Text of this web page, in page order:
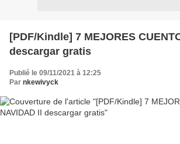
[PDF/Kindle] 7 MEJORES
descargar gratis
Publié le 09/11/2021 à 12:25
Par nkewivyck